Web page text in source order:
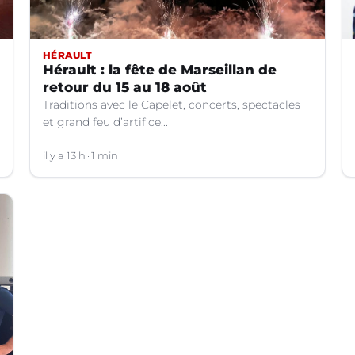
HÉRAULT
Hérault : la fête de Marseillan de
retour du 15 au 18 août
Traditions avec le Capelet, concerts, spectacles
et grand feu d’artifice...
il y a 13 h 1 min